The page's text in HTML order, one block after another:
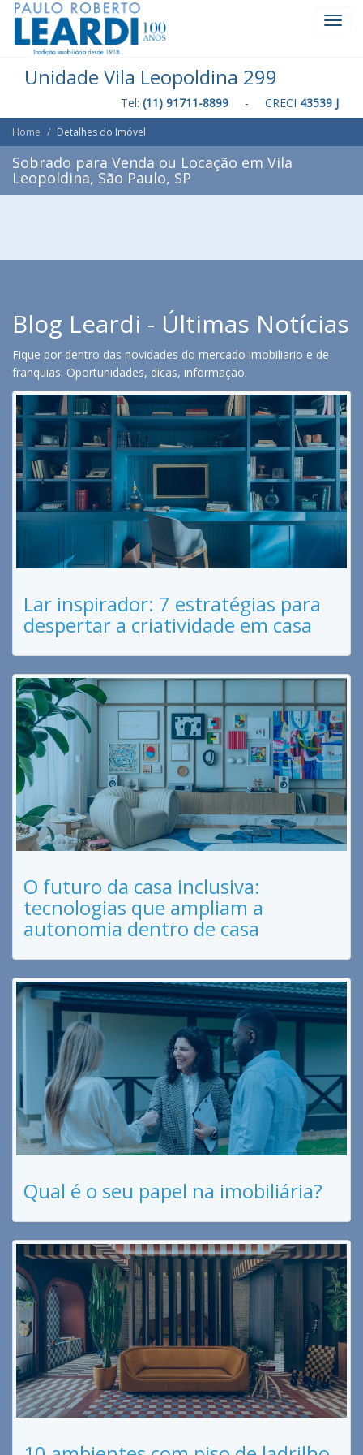
Unidade Vila Leopoldina 299
Tel: (11) 91711-8899 - CRECI 43539 J
Home Detalhes do Imóvel
Sobrado para Venda ou Locação em Vila
Leopoldina, São Paulo, SP
Blog Leardi - Últimas Notícias
Fique por dentro das novidades do mercado imobiliario e de
franquias. Oportunidades, dicas, informação.
Lar inspirador: 7 estratégias para
despertar a criatividade em casa
O futuro da casa inclusiva:
tecnologias que ampliam a
autonomia dentro de casa
Qual é o seu papel na imobiliária?